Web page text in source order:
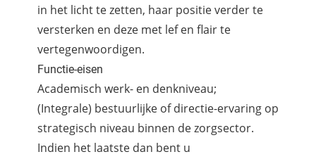
in het licht te zetten, haar positie verder te
versterken en deze met lef en flair te
vertegenwoordigen.
Functie-eisen
Academisch werk- en denkniveau;
(Integrale) bestuurlijke of directie-ervaring op
strategisch niveau binnen de zorgsector.
Indien het laatste dan bent u